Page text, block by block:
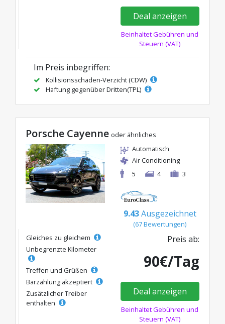
Deal anzeigen
Beinhaltet Gebühren und
Steuern (VAT)
Im Preis inbegriffen:
Kollisionsschaden-Verzicht (CDW)
Haftung gegenüber Dritten(TPL)
Porsche Cayenne oder ähnliches
Automatisch
Air Conditioning
5
4 3
9.43 Ausgezeichnet
(67 Bewertungen)
Gleiches zu gleichem
Unbegrenzte Kilometer
Treffen und Grüßen
Barzahlung akzeptiert
Zusätzlicher Treiber
enthalten
Preis ab:
90€/Tag
Deal anzeigen
Beinhaltet Gebühren und
Steuern (VAT)